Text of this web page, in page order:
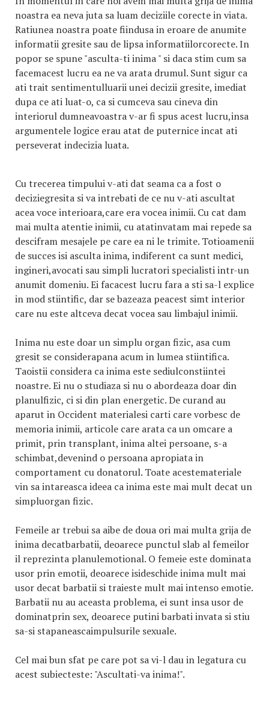
noastra ea neva juta sa luam deciziile corecte in viata.
Ratiunea noastra poate fiindusa in eroare de anumite
informatii gresite sau de lipsa informatiilorcorecte. In
popor se spune "asculta-ti inima " si daca stim cum sa
facemacest lucru ea ne va arata drumul. Sunt sigur ca
ati trait sentimentulluarii unei decizii gresite, imediat
dupa ce ati luat-o, ca si cumceva sau cineva din
interiorul dumneavoastra v-ar fi spus acest lucru,insa
argumentele logice erau atat de puternice incat ati
perseverat indecizia luata.
Cu trecerea timpului v-ati dat seama ca a fost o
deciziegresita si va intrebati de ce nu v-ati ascultat
acea voce interioara,care era vocea inimii. Cu cat dam
mai multa atentie inimii, cu atatinvatam mai repede sa
descifram mesajele pe care ea ni le trimite. Totioamenii
de succes isi asculta inima, indiferent ca sunt medici,
ingineri,avocati sau simpli lucratori specialisti intr-un
anumit domeniu. Ei facacest lucru fara a sti sa-l explice
in mod stiintific, dar se bazeaza peacest simt interior
care nu este altceva decat vocea sau limbajul inimii.
Inima nu este doar un simplu organ fizic, asa cum
gresit se considerapana acum in lumea stiintifica.
Taoistii considera ca inima este sediulconstiintei
noastre. Ei nu o studiaza si nu o abordeaza doar din
planulfizic, ci si din plan energetic. De curand au
aparut in Occident materialesi carti care vorbesc de
memoria inimii, articole care arata ca un omcare a
primit, prin transplant, inima altei persoane, s-a
schimbat,devenind o persoana apropiata in
comportament cu donatorul. Toate acestemateriale
vin sa intareasca ideea ca inima este mai mult decat un
simpluorgan fizic.
Femeile ar trebui sa aibe de doua ori mai multa grija de
inima decatbarbatii, deoarece punctul slab al femeilor
il reprezinta planulemotional. O femeie este dominata
usor prin emotii, deoarece isideschide inima mult mai
usor decat barbatii si traieste mult mai intenso emotie.
Barbatii nu au aceasta problema, ei sunt insa usor de
dominatprin sex, deoarece putini barbati invata si stiu
sa-si stapaneascaimpulsurile sexuale.
Cel mai bun sfat pe care pot sa vi-l dau in legatura cu
acest subiecteste: "Ascultati-va inima!".